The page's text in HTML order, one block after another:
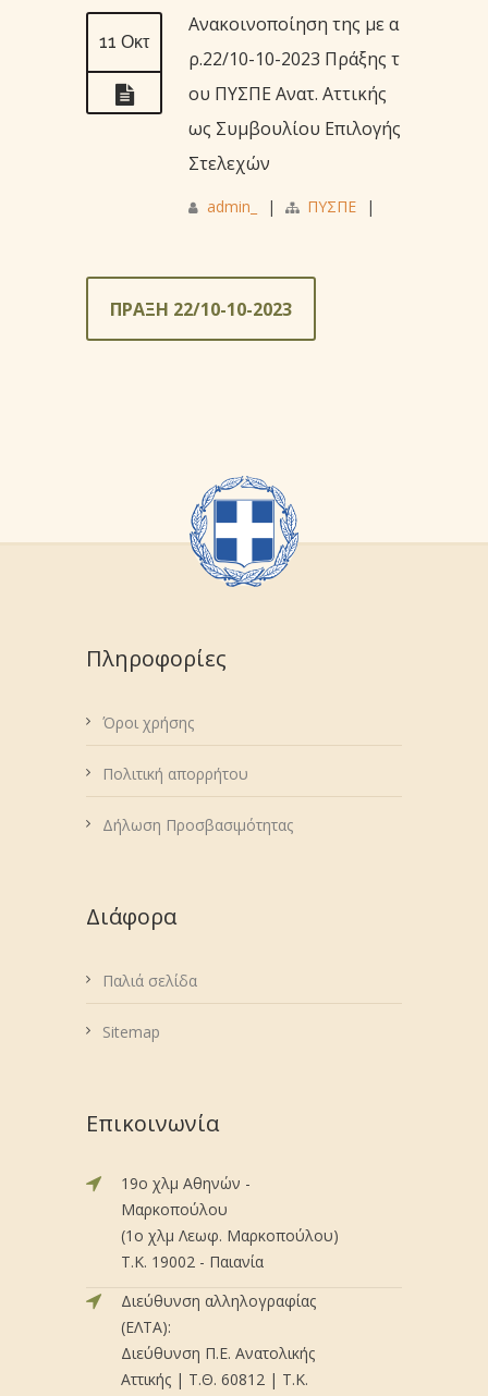
11 Οκτ
Ανακοινοποίηση της με α
ρ.22/10-10-2023 Πράξης τ
ου ΠΥΣΠΕ Ανατ. Αττικής
ως Συμβουλίου Επιλογής
Στελεχών
admin_ | ΠΥΣΠΕ |
ΠΡΑΞΗ 22/10-10-2023
Πληροφορίες
Όροι χρήσης
Πολιτική απορρήτου
Δήλωση Προσβασιμότητας
Διάφορα
Παλιά σελίδα
Sitemap
Επικοινωνία
19ο χλμ Αθηνών -
Μαρκοπούλου
(1ο χλμ Λεωφ. Μαρκοπούλου)
Τ.Κ. 19002 - Παιανία
Διεύθυνση αλληλογραφίας
(ΕΛΤΑ):
Διεύθυνση Π.Ε. Ανατολικής
Αττικής | Τ.Θ. 60812 | Τ.Κ.